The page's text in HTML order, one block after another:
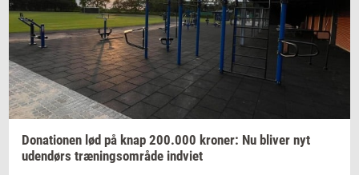
Do­na­tio­nen lød på knap 200.000 kro­ner: Nu bli­ver nyt
uden­dørs træ­nings­om­rå­de ind­vi­et